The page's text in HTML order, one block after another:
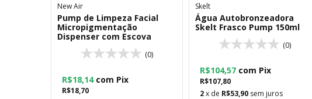
New Air
Pump de Limpeza Facial
Micropigmentação
Dispenser com Escova
(0)
R$18,70
R$18,14 com Pix
Skelt
Água Autobronzeadora
Skelt Frasco Pump 150ml
(0)
R$107,80
R$104,57 com Pix
2x de R$53,90 sem juros